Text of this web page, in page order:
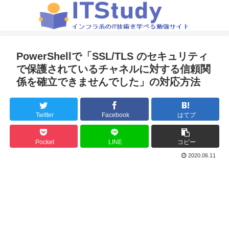
PowerShellで「SSL/TLS のセキュリティ
で保護されているチャネルに対する信頼関
係を確立できませんでした」の対応方法
Twitter Facebook はてブ
Pocket LINE コピー
2020.06.11